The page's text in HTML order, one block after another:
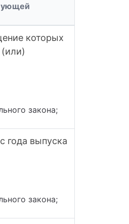
которых
(или)
закона;
года выпуска
закона;